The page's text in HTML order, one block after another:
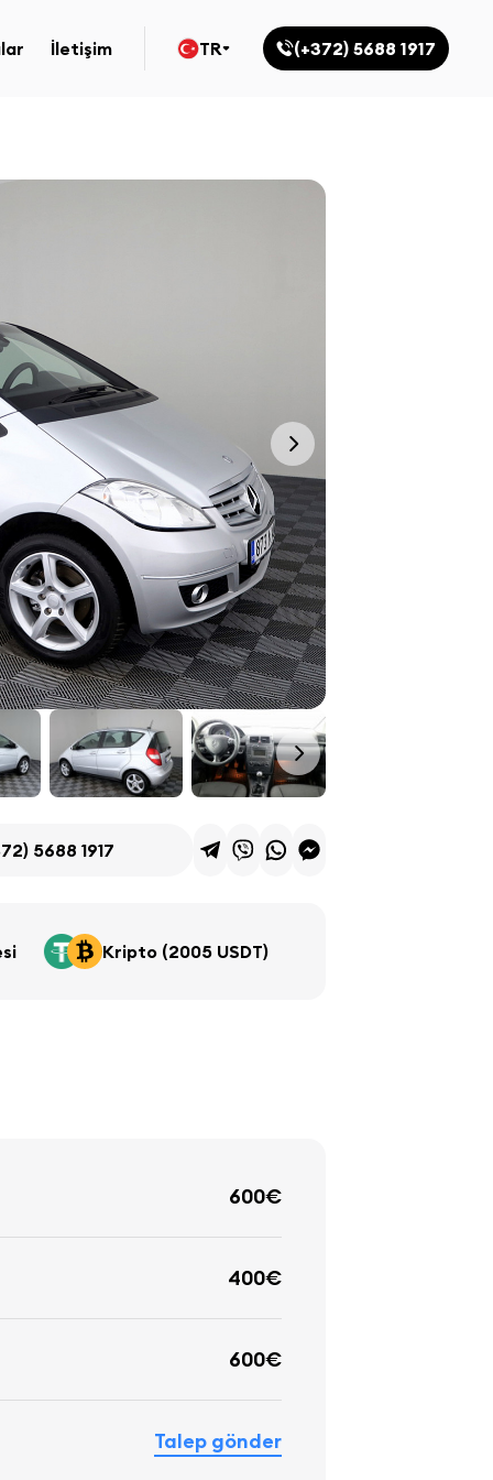
İletişim TR (+372) 5688 1917
5688 1917
Kripto (2005 USDT)
600€
400€
600€
Talep gönder